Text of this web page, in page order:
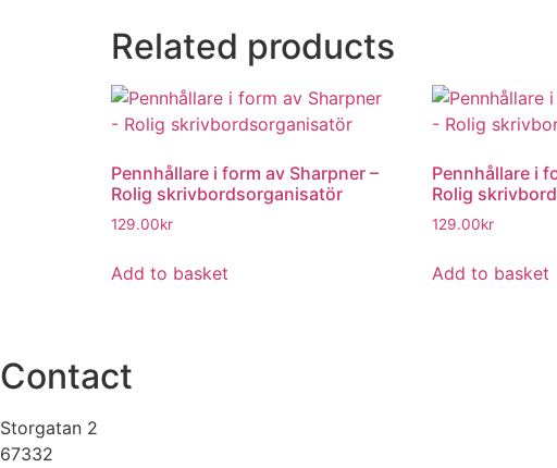
Related products
Pennhållare i form av Sharpner –
Rolig skrivbordsorganisatör
129.00kr
Add to basket
Pennhållare i
Rolig
129.00kr
Add to basket
Contact
Storgatan 2
67332